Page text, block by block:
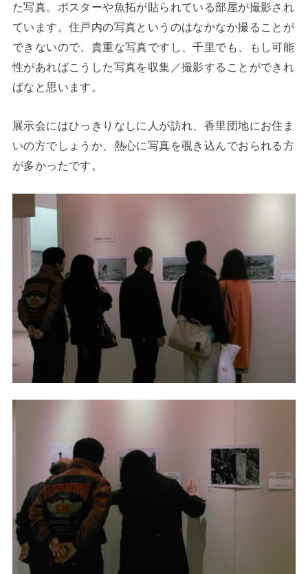
た写真。ポスターや魚拓が貼られている部屋が撮影され
ています。住戸内の写真というのはなかなか撮ることが
できないので、貴重な写真ですし、千里でも、もし可能
性があればこうした写真を収集／撮影することができれ
ばなと思います。
展示会にはひっきりなしに人が訪れ、香里団地にお住ま
いの方でしょうか、熱心に写真を覗き込んでおられる方
が多かったです。